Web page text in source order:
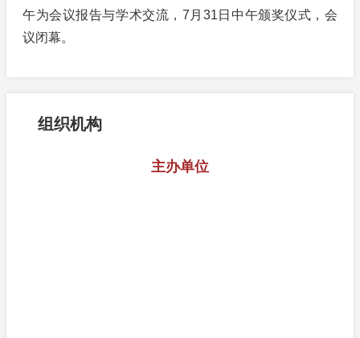
午为会议报告与学术交流，7月31日中午颁奖仪式，会
议闭幕。
组织机构
主办单位